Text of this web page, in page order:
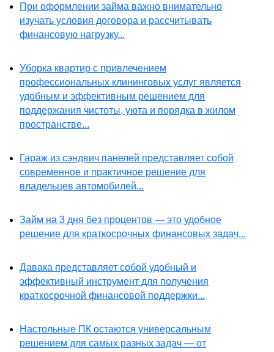
При оформлении займа важно внимательно
изучать условия договора и рассчитывать
финансовую нагрузку...
Уборка квартир с привлечением
профессиональных клининговых услуг является
удобным и эффективным решением для
поддержания чистоты, уюта и порядка в жилом
пространстве...
Гараж из сэндвич панелей представляет собой
современное и практичное решение для
владельцев автомобилей...
Займ на 3 дня без процентов — это удобное
решение для краткосрочных финансовых задач...
Давака представляет собой удобный и
эффективный инструмент для получения
краткосрочной финансовой поддержки...
Настольные ПК остаются универсальным
решением для самых разных задач — от